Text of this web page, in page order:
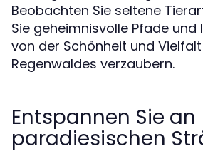
Beobachten Sie seltene
Sie geheimnisvolle Pfade und
von der Schönheit und
Regenwaldes verzaubern.
Entspannen Sie an
paradiesischen